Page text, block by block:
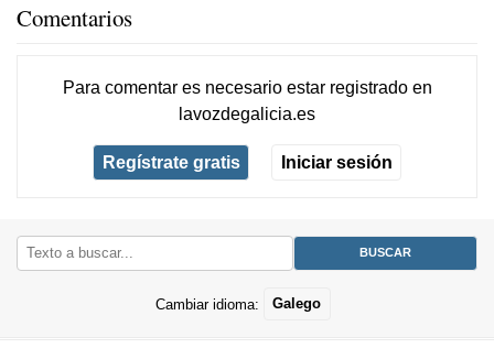
Comentarios
Para comentar es necesario estar registradoen
lavozdegalicia.es
Regístrate gratis Iniciar sesión
Cambiar idioma: Galego